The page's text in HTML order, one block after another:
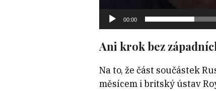
00:00
Ani krok bez
Na to, že část součástek
měsícem i britský ústav